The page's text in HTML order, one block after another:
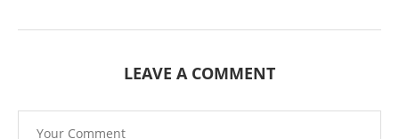
LEAVE A COMMENT